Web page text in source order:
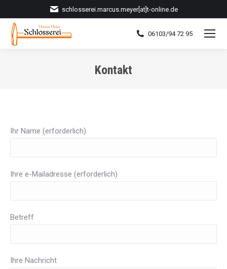
schlosserei.marcus.meyer[at]t-online.de
06103/94 72 95
Kontakt
Ihr Name (erforderlich)
Ihre e-Mailadresse (erforderlich)
Betreff
Ihre Nachricht